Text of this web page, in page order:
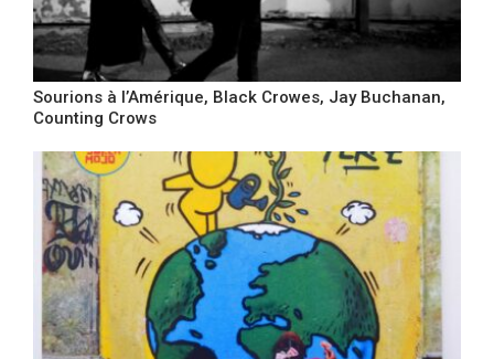
Sourions à l’Amérique, Black Crowes, Jay Buchanan,
Counting Crows